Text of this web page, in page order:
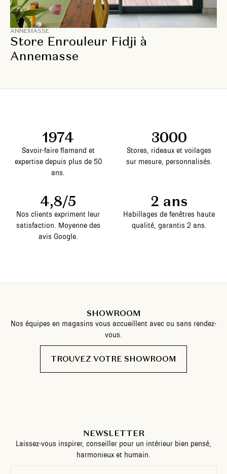
ANNEMASSE
Store Enrouleur Fidji à
Annemasse
1974
Savoir-faire flamand et
expertise depuis plus de 50
ans.
3000
Stores, rideaux et voilages
sur mesure, personnalisés.
4,8/5
Nos clients expriment leur
satisfaction. Moyenne des
avis Google.
2 ans
Habillages de fenêtres haute
qualité, garantis 2 ans.
SHOWROOM
Nos équipes en magasins vous accueillent avec ou sans rendez-
vous.
TROUVEZ VOTRE SHOWROOM
NEWSLETTER
Laissez-vous inspirer, conseiller pour un intérieur bien pensé,
harmonieux et humain.